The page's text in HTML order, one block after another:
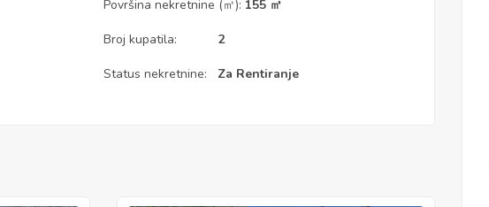
Površina nekretnine (㎡): 155 ㎡
Broj kupatila: 2
Status nekretnine: Za Rentiranje